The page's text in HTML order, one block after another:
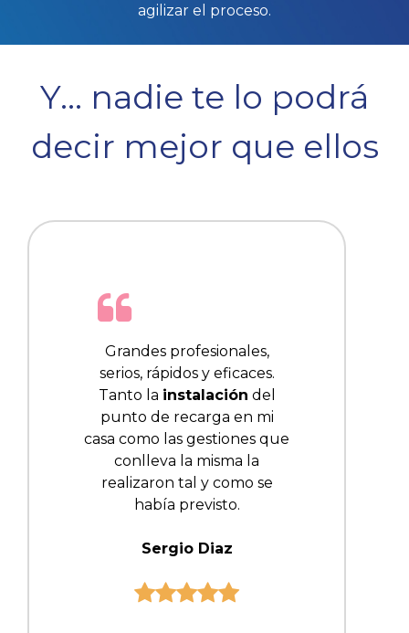
agilizar el proceso.
Y… nadie te lo podrá
decir mejor que ellos
Grandes profesionales,
serios, rápidos y eficaces.
Tanto la instalación del
punto de recarga en mi
casa como las gestiones que
conlleva la misma la
realizaron tal y como se
había previsto.
Sergio Diaz